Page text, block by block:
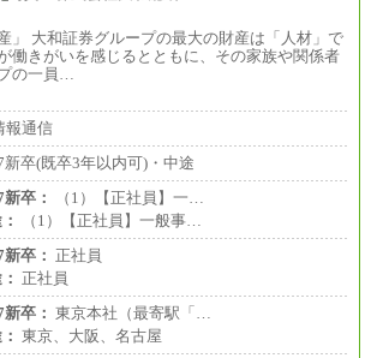
」 大和証券グループの最大の財産は「人材」で
働きがいを感じるとともに、その家族や関係者
の一員…
報通信
新卒(既卒3年以内可)・中途
卒：
（1）【正社員】一…
（1）【正社員】一般事…
卒： 正社員
正社員
卒： 東京本社（最寄駅「…
東京、大阪、名古屋